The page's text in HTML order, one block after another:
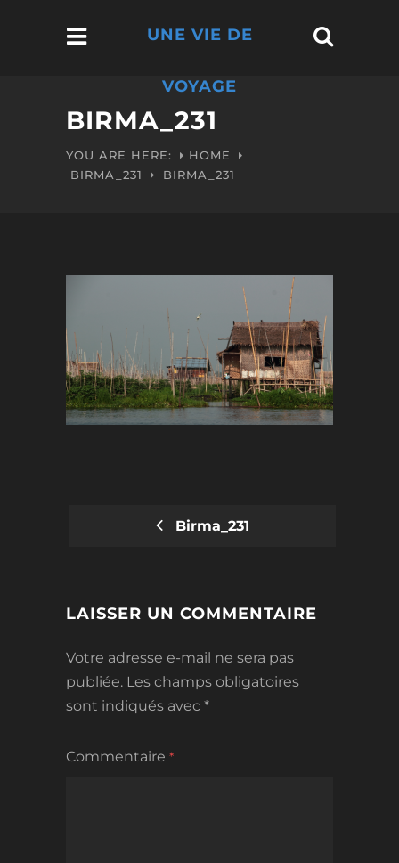
UNE VIE DE
VOYAGE
BIRMA_231
YOU ARE HERE:
HOME
BIRMA_231
BIRMA_231
Birma_231
LAISSER UN COMMENTAIRE
Votre adresse e-mail ne sera pas
publiée. Les champs obligatoires
sont indiqués avec *
Commentaire *